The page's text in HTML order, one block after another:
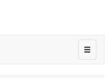
Toggle